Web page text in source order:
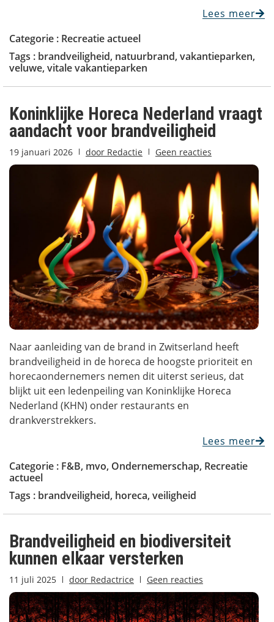
Lees meer
Categorie : Recreatie actueel
Tags : brandveiligheid, natuurbrand, vakantieparken,
veluwe, vitale vakantieparken
Koninklijke Horeca Nederland vraagt
aandacht voor brandveiligheid
19 januari 2026 door Redactie Geen reacties
Naar aanleiding van de brand in Zwitserland heeft
brandveiligheid in de horeca de hoogste prioriteit en
horecaondernemers nemen dit uiterst serieus, dat
blijkt uit een ledenpeiling van Koninklijke Horeca
Nederland (KHN) onder restaurants en
drankverstrekkers.
Lees meer
Categorie : F&B, mvo, Ondernemerschap, Recreatie
actueel
Tags : brandveiligheid, horeca, veiligheid
Brandveiligheid en biodiversiteit
kunnen elkaar versterken
11 juli 2025 door Redactrice Geen reacties